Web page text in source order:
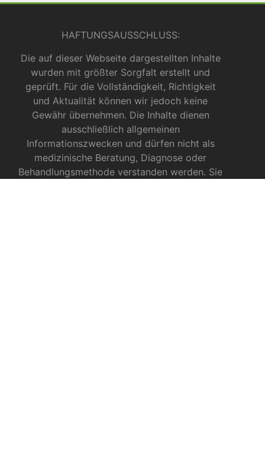
HAFTUNGSAUSSCHLUSS:
Die auf dieser Webseite dargestellten Inhalte
wurden mit größter Sorgfalt erstellt und
geprüft. Für die Vollständigkeit, Richtigkeit
und Aktualität können wir jedoch keine
Gewähr übernehmen. Die Inhalte dienen
ausschließlich allgemeinen
Informationszwecken und dürfen nicht als
medizinische Beratung, Diagnose oder
Behandlungsmethode verstanden werden. Sie